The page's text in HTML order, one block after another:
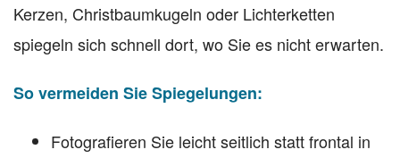
Kerzen, Christbaumkugeln oder Lichterketten
spiegeln sich schnell dort, wo Sie es nicht erwarten.
So vermeiden Sie Spiegelungen:
Fotografieren Sie leicht seitlich statt frontal in